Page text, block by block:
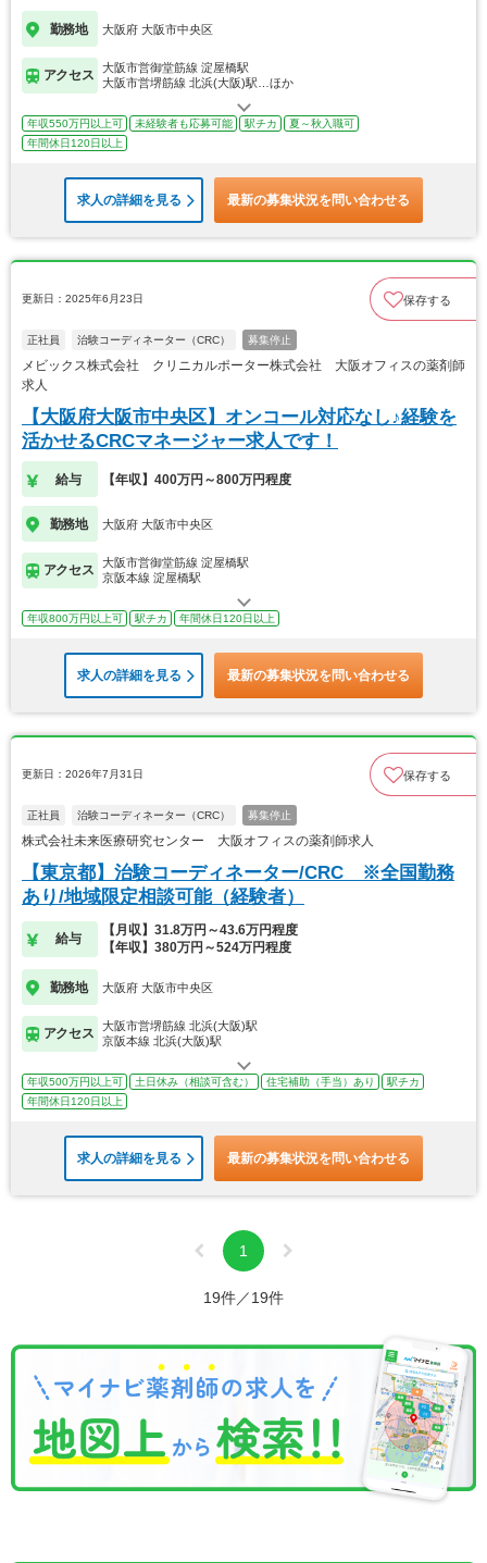
勤務地 大阪府 大阪市中央区
アクセス
大阪市営御堂筋線 淀屋橋駅
大阪市営堺筋線 北浜(大阪)駅…ほか
年収550万円以上可 未経験者も応募可能 駅チカ
夏～秋入職可
年間休日120日以上
求人の詳細を見る 最新の募集状況を問い合わせる
更新日：2025年6月23日 保存する
正社員 治験コーディネーター（CRC） 募集停止
メビックス株式会社 クリニカルポーター株式会社 大阪オフィスの薬剤師
求人
【大阪府大阪市中央区】オンコール対応なし♪経験を
活かせるCRCマネージャー求人です！
給与 【年収】400万円～800万円程度
勤務地 大阪府 大阪市中央区
アクセス
大阪市営御堂筋線 淀屋橋駅
京阪本線 淀屋橋駅
年収800万円以上可 駅チカ 年間休日120日以上
求人の詳細を見る 最新の募集状況を問い合わせる
更新日：2026年7月31日 保存する
正社員 治験コーディネーター（CRC） 募集停止
株式会社未来医療研究センター 大阪オフィスの薬剤師求人
【東京都】治験コーディネーター/CRC ※全国勤務
あり/地域限定相談可能（経験者）
給与
【月収】31.8万円～43.6万円程度
【年収】380万円～524万円程度
勤務地 大阪府 大阪市中央区
アクセス
大阪市営堺筋線 北浜(大阪)駅
京阪本線 北浜(大阪)駅
年収500万円以上可 土日休み（相談可含む） 住宅補助（手当）あり
駅チカ
年間休日120日以上
求人の詳細を見る 最新の募集状況を問い合わせる
1
19件／19件